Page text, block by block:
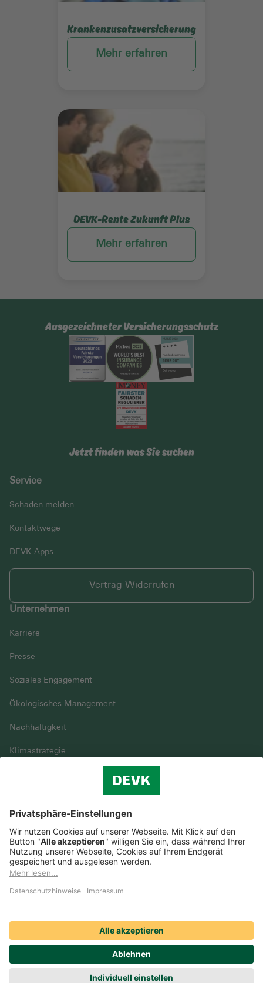
Krankenzusatzversicherung
Mehr erfahren
DEVK-Rente Zukunft Plus
Mehr erfahren
Mehr erfahren
Ausgezeichneter Versicherungsschutz
Jetzt finden was Sie suchen
Service
Schaden melden
Kontaktwege
DEVK-Apps
Vertrag Widerrufen
Unternehmen
Karriere
Presse
Soziales Engagement
Ökologisches Management
Nachhaltigkeit
Klimastrategie
© DEVK 2026
Streitbeilegung
Nutzungshinweise
EU-Transparenzverordnung
Cookie-Einstellungen
Barrierefreiheit